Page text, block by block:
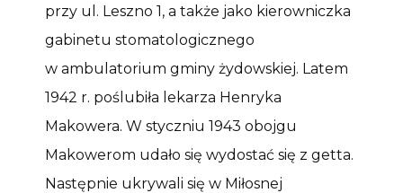
przy ul. Leszno 1, a także jako kierowniczka
gabinetu stomatologicznego
w ambulatorium gminy żydowskiej. Latem
1942 r. poślubiła lekarza Henryka
Makowera. W styczniu 1943 obojgu
Makowerom udało się wydostać się z getta.
Następnie ukrywali się w Miłosnej